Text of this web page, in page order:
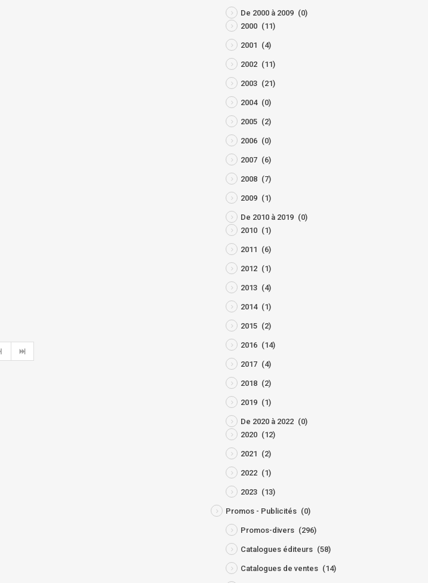
De 2000 à 2009 (0)
2000 (11)
2001 (4)
2002 (11)
2003 (21)
2004 (0)
2005 (2)
2006 (0)
2007 (6)
2008 (7)
2009 (1)
De 2010 à 2019 (0)
2010 (1)
2011 (6)
2012 (1)
2013 (4)
2014 (1)
2015 (2)
2016 (14)
2017 (4)
2018 (2)
2019 (1)
De 2020 à 2022 (0)
2020 (12)
2021 (2)
2022 (1)
2023 (13)
Promos - Publicités (0)
Promos-divers (296)
Catalogues éditeurs (58)
Catalogues de ventes (14)